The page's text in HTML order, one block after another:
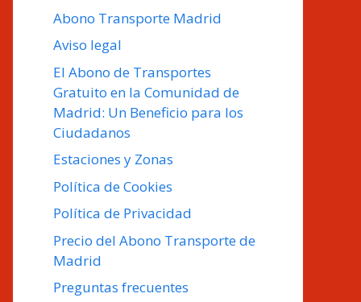
Abono Transporte Madrid
Aviso legal
El Abono de Transportes
Gratuito en la Comunidad de
Madrid: Un Beneficio para los
Ciudadanos
Estaciones y Zonas
Política de Cookies
Política de Privacidad
Precio del Abono Transporte de
Madrid
Preguntas frecuentes